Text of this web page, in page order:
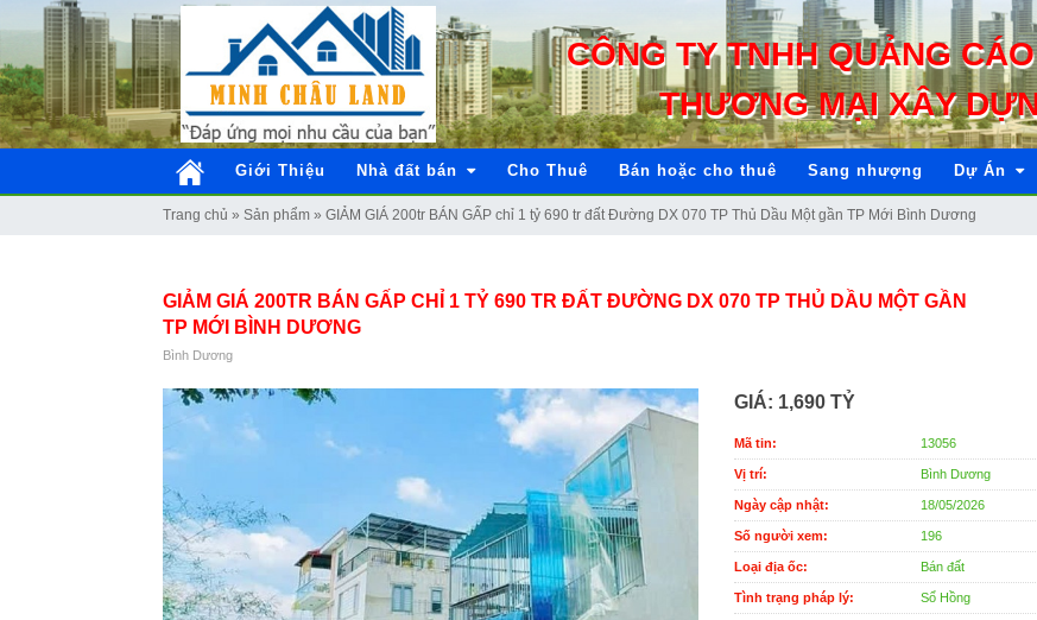
CÔNG TY TNHH QUẢNG
THƯƠNG MẠI XÂY
Giới Thiệu Nhà đất bán Cho Thuê Bán hoặc cho thuê Sang nhượng Dự Án
Trang chủ » Sản phẩm » GIẢM GIÁ 200tr BÁN GẤP chỉ 1 tỷ 690 tr đất Đường DX 070 TP Thủ Dầu Một gần TP Mới Bình Dương
GIẢM GIÁ 200TR BÁN GẤP CHỈ 1 TỶ 690 TR ĐẤT ĐƯỜNG DX 070 TP THỦ DẦU MỘT GẦN
TP MỚI BÌNH DƯƠNG
Bình Dương
GIÁ: 1,690 TỶ
Mã tin: 13056
Vị trí: Bình Dương
Ngày cập nhật: 18/05/2026
Số người xem: 196
Loại địa ốc: Bán đất
Tình trạng pháp lý: Sổ Hồng